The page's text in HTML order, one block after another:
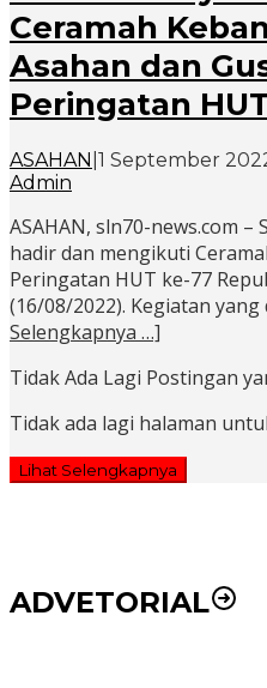
Ceramah
Asahan dan
Peringatan
ASAHAN 1 September
Admin
ASAHAN, sln70-news.com –
hadir dan mengikuti
Peringatan HUT ke-77
(16/08/2022). Kegiatan
Selengkapnya …]
Tidak Ada Lagi Postingan
Tidak ada lagi halaman
Lihat Selengkapnya
ADVETORIAL